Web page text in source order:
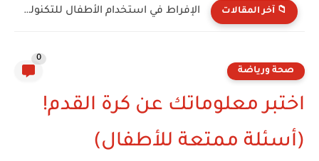
📁 آخر المقالات الإفراط في استخدام الأطفال للتكنولوجيا: الأضرار والحلول
صحة ورياضة
0
اختبر معلوماتك عن كرة القدم!
(أسئلة ممتعة للأطفال)